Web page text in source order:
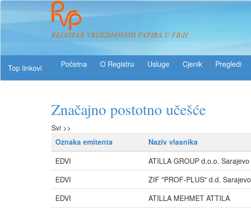
REGISTAR VRIJEDNOSNIH PAPIRA U FBiH
Top linkovi
O Registru Usluge Pregledi
Značajno postotno učešće
Svi >>
Oznaka emitenta
Naziv vlasnika
EDVI
ATILLA GROUP d.o.o. Sarajevo
EDVI
ZIF "PROF-PLUS" d.d. Sarajevo
EDVI
ATILLA MEHMET ATTILA